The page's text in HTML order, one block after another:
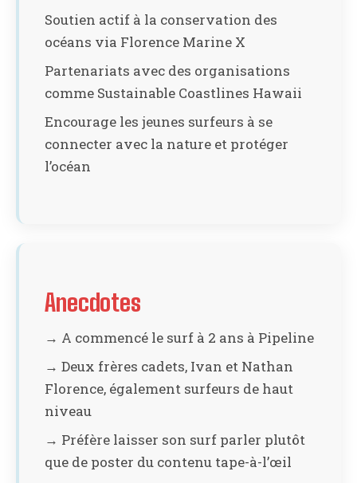
Soutien actif à la conservation des
océans via Florence Marine X
Partenariats avec des organisations
comme Sustainable Coastlines Hawaii
Encourage les jeunes surfeurs à se
connecter avec la nature et protéger
l’océan
Anecdotes
→ A commencé le surf à 2 ans à Pipeline
→ Deux frères cadets, Ivan et Nathan
Florence, également surfeurs de haut
niveau
→ Préfère laisser son surf parler plutôt
que de poster du contenu tape-à-l’œil